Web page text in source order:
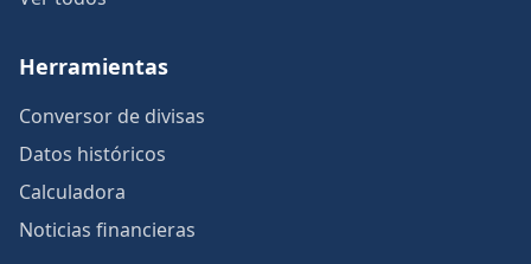
Herramientas
Conversor de divisas
Datos históricos
Calculadora
Noticias financieras